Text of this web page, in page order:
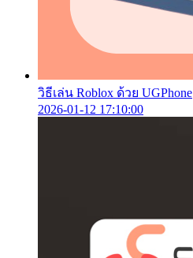
วิธีเล่น Roblox ด้วย UGPhone
2026-01-12 17:10:00